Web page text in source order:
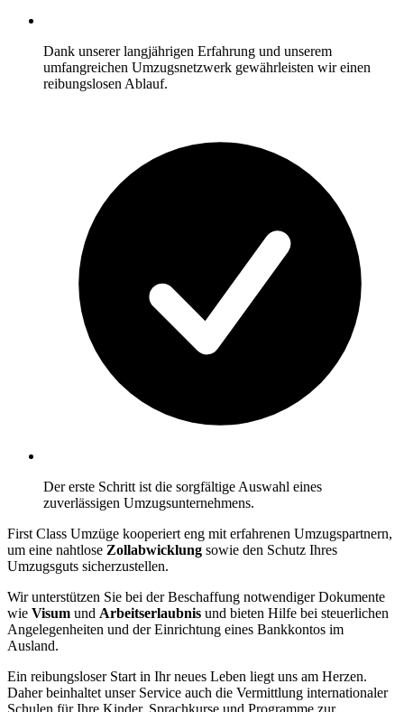
Dank unserer langjährigen Erfahrung und unserem
umfangreichen Umzugsnetzwerk gewährleisten wir einen
reibungslosen Ablauf.
Der erste Schritt ist die sorgfältige Auswahl eines
zuverlässigen Umzugsunternehmens.
First Class Umzüge kooperiert eng mit erfahrenen Umzugspartnern,
um eine nahtlose Zollabwicklung sowie den Schutz Ihres
Umzugsguts sicherzustellen.
Wir unterstützen Sie bei der Beschaffung notwendiger Dokumente
wie Visum und Arbeitserlaubnis und bieten Hilfe bei steuerlichen
Angelegenheiten und der Einrichtung eines Bankkontos im
Ausland.
Ein reibungsloser Start in Ihr neues Leben liegt uns am Herzen.
Daher beinhaltet unser Service auch die Vermittlung internationaler
Schulen für Ihre Kinder, Sprachkurse und Programme zur